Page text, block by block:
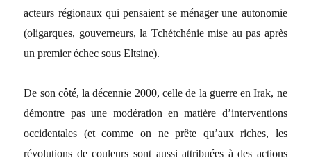
acteurs régionaux qui pensaient se ménager une autonomie
(oligarques, gouverneurs, la Tchétchénie mise au pas après
un premier échec sous Eltsine).
De son côté, la décennie 2000, celle de la guerre en Irak, ne
démontre pas une modération en matière d’interventions
occidentales (et comme on ne prête qu’aux riches, les
révolutions de couleurs sont aussi attribuées à des actions